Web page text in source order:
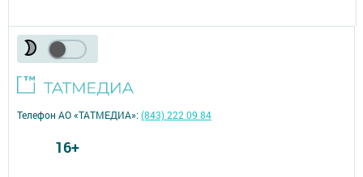
Телефон АО «ТАТМЕДИА»:(843) 222 09 84
16+